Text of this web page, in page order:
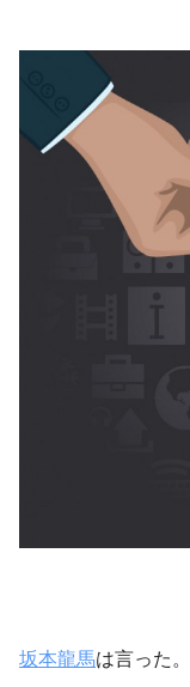
坂本龍馬は言った。